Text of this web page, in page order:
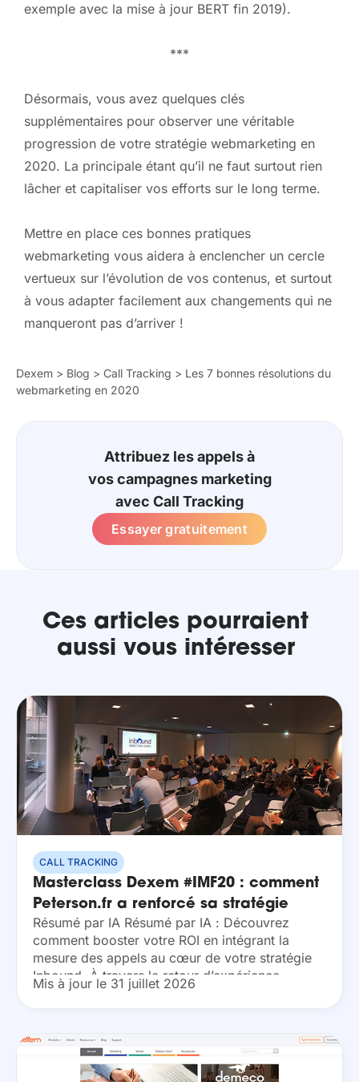
Attribuez les appels à
vos campagnes marketing
avec Call Tracking
Essayer gratuitement
exemple avec la mise à jour BERT fin 2019).
***
Désormais, vous avez quelques clés
supplémentaires pour observer une véritable
progression de votre stratégie webmarketing en
2020. La principale étant qu’il ne faut surtout rien
lâcher et capitaliser vos efforts sur le long terme.
Mettre en place ces bonnes pratiques
webmarketing vous aidera à enclencher un cercle
vertueux sur l’évolution de vos contenus, et surtout
à vous adapter facilement aux changements qui ne
manqueront pas d’arriver !
Dexem > Blog > Call Tracking > Les 7 bonnes résolutions du
webmarketing en 2020
Ces articles pourraient
aussi vous intéresser
CALL TRACKING
Masterclass Dexem #IMF20 : comment
Peterson.fr a renforcé sa stratégie
digitale grâce aux appels
Résumé par IA Résumé par IA : Découvrez
comment booster votre ROI en intégrant la
mesure des appels au cœur de votre stratégie
Inbound. À travers le retour d’expérience
concret de Peterson.fr, apprenez à identifier
précisément...
Mis à jour le 31 juillet 2026